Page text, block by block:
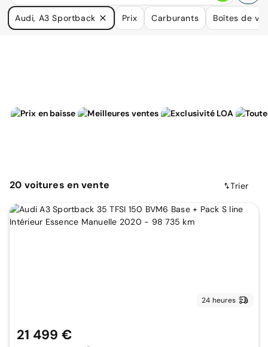
Nous avons de nombreuses voitures qui pourraient répondre
à vos besoins.
Audi, A3 Sportback Prix Carburants Boîtes de
20 voitures en vente Trier
24 heures
21 499 €